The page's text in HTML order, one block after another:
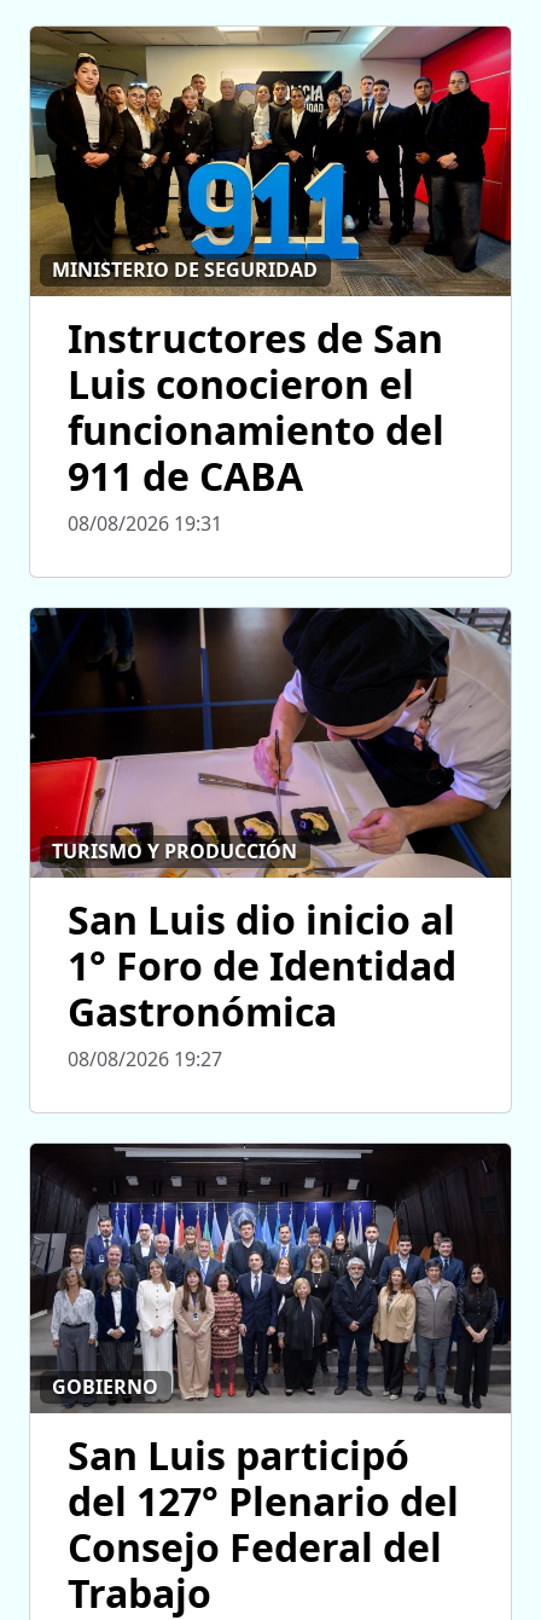
MINISTERIO DE SEGURIDAD
Instructores de San
Luis conocieron el
funcionamiento del
911 de CABA
08/08/2026 19:31
TURISMO Y PRODUCCIÓN
San Luis dio inicio al
1° Foro de Identidad
Gastronómica
08/08/2026 19:27
GOBIERNO
San Luis participó
del 127° Plenario del
Consejo Federal del
Trabajo